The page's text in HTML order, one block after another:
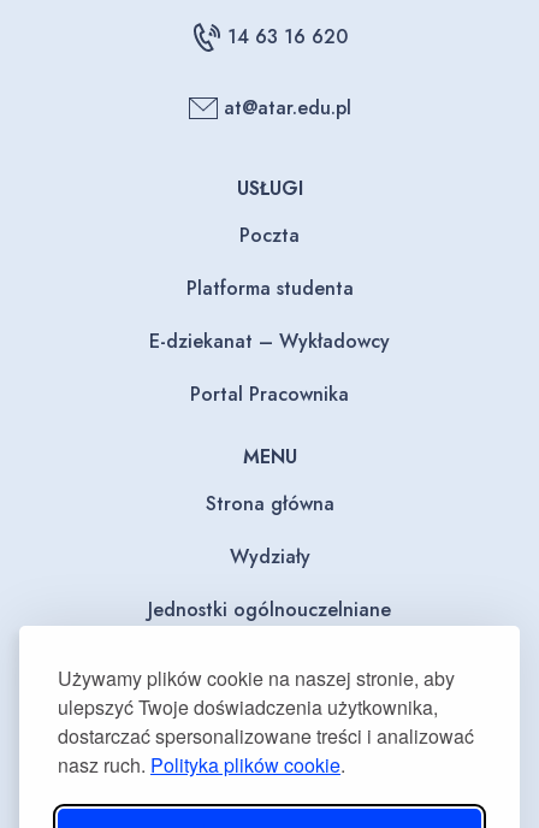
Używamy plików cookie na naszej stronie, aby
ulepszyć Twoje doświadczenia użytkownika,
dostarczać spersonalizowane treści i analizować
nasz ruch. Polityka plików cookie.
14 63 16 620
at@atar.edu.pl
USŁUGI
Poczta
Platforma studenta
E-dziekanat – Wykładowcy
Portal Pracownika
MENU
Strona główna
Wydziały
Jednostki ogólnouczelniane
Dla mediów
Deklaracja dostępności